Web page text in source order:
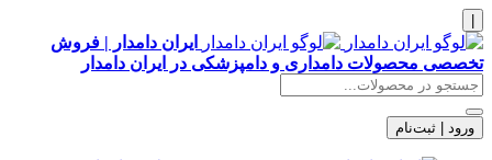
ایران دامدار | فروش
تخصصی محصولات دامداری و دامپزشکی در ایران دامدار
ورود | ثبت‌نام